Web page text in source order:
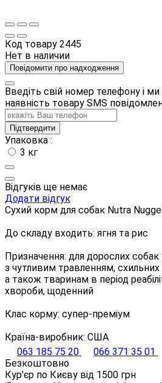
Код товару 2445
Нет в наличии
Повідомити про надходження
Введіть свій номер телефону і
наявність товару SMS
Підтвердити
Упаковка :
3 кг
Відгуків ще немає
Додати відгук
Сухий корм для собак Nutra
До складу входить: ягня та рис
Призначення: для дорослих собак
з чутливим травленням, схильних
а також тваринам в період
хвороби, щоденний
Клас корму: супер-преміум
Країна-виробник: США
063 185 75 20
066 371 35 01
Безкоштовно
Кур'єр по Києву від 1500 грн